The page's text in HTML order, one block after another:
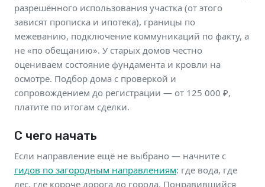
разрешённого использования участка (от этого
зависят прописка и ипотека), границы по
межеванию, подключение коммуникаций по факту, а
не «по обещанию». У старых домов честно
оцениваем состояние фундамента и кровли на
осмотре. Подбор дома с проверкой и
сопровождением до регистрации — от 125 000 ₽,
платите по итогам сделки.
С чего начать
Если направление ещё не выбрано — начните с
гидов по загородным направлениям: где вода, где
лес, где короче дорога до города. Понравившийся